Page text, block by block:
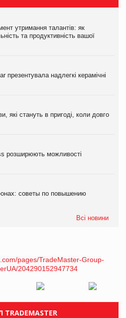
утримання талантів: як
та продуктивність вашої
презентувала надлегкі керамічні
які стануть в пригоді, коли довго
розширюють можливості
советы по повышению
Всі новини